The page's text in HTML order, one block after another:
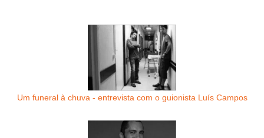
Um funeral à chuva - entrevista com o guionista Luís Campos